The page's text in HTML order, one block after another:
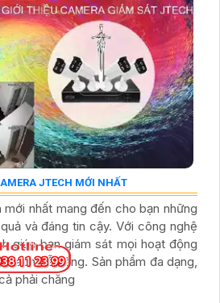
JTECH MỚI NHẤT
nhất mang đến cho bạn những
và đáng tin cậy. Với công nghệ
giúp bạn giám sát mọi hoạt động
cách dễ dàng. Sản phẩm đa dạng,
phải chăng